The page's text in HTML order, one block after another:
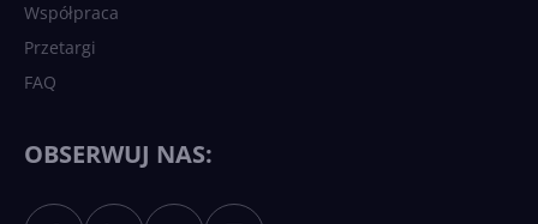
Współpraca
Przetargi
FAQ
OBSERWUJ NAS: